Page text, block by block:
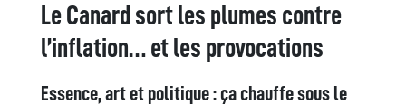
Le Canard sort les plumes contre
l’inflation… et les provocations
Essence, art et politique : ça chauffe sous le